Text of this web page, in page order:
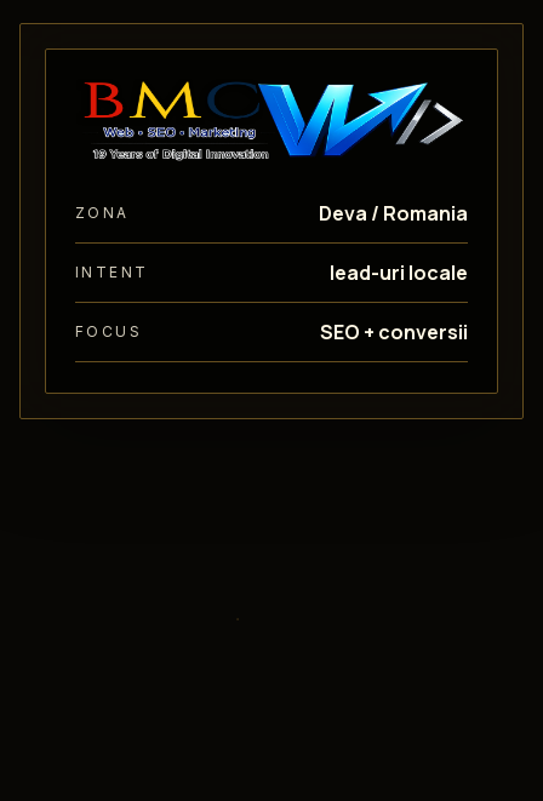
ZONA Deva / Romania
INTENT lead-uri locale
FOCUS SEO + conversii